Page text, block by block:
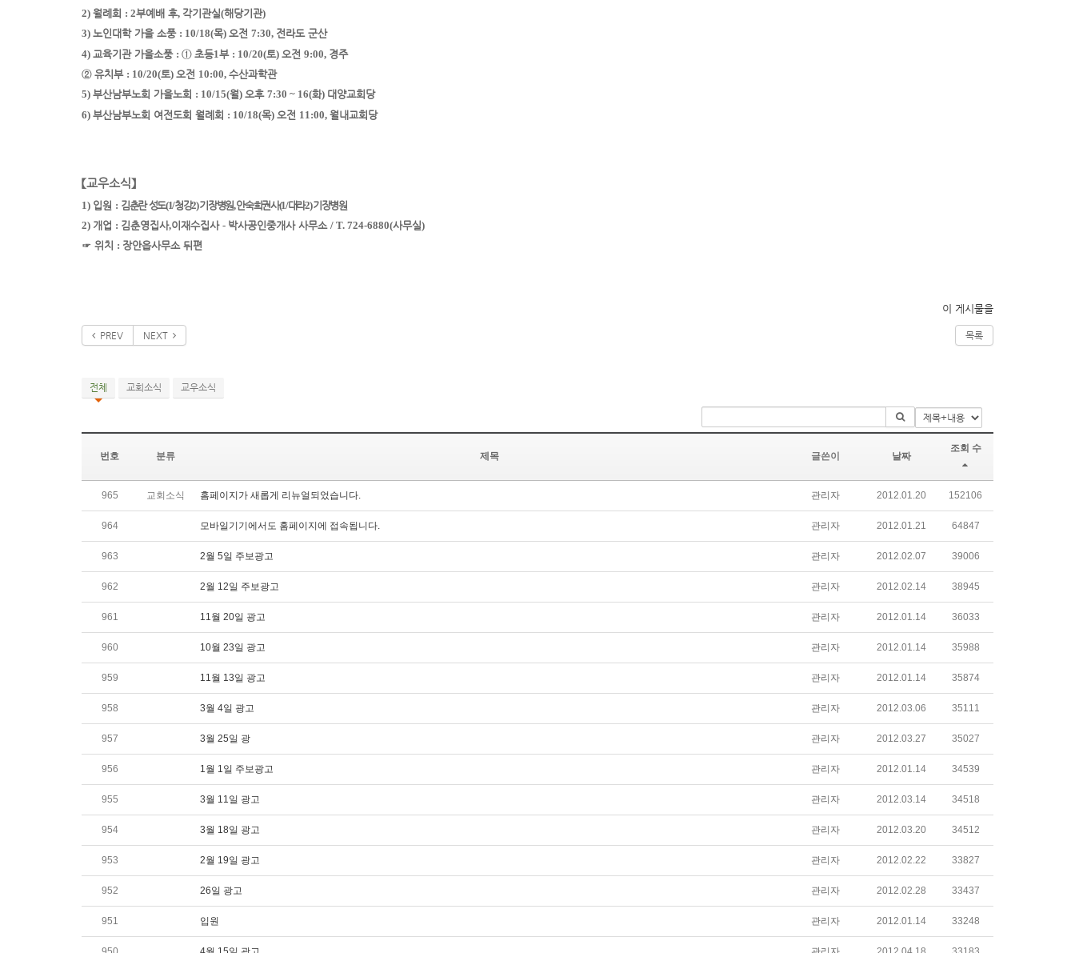
2) 월례회 : 2부예배 후, 각기관실(해당기관)
3) 노인대학 가을 소풍 : 10/18(목) 오전 7:30, 전라도 군산
4) 교육기관 가을소풍 : ① 초등1부 : 10/20(토) 오전 9:00, 경주
② 유치부 : 10/20(토) 오전 10:00, 수산과학관
5) 부산남부노회 가을노회 : 10/15(월) 오후 7:30 ~ 16(화) 대양교회당
6) 부산남부노회 여전도회 월례회 : 10/18(목) 오전 11:00, 월내교회당
【교우소식】
1) 입원 : 김춘란 성도(1/청강2)기장병원,안숙희권사(1/대라2)기장병원
2) 개업 : 김춘영집사,이재수집사 - 박사공인중개사 사무소 / T. 724-6880(사무실)
☞ 위치 : 장안읍사무소 뒤편
이 게시물을
PREV NEXT 목록
전체 교회소식 교우소식
번호 분류 제목 글쓴이 날짜
조회 수
965 교회소식 홈페이지가 새롭게 리뉴얼되었습니다. 관리자 2012.01.20 152106
964 모바일기기에서도 홈페이지에 접속됩니다. 관리자 2012.01.21 64847
963 2월 5일 주보광고 관리자 2012.02.07 39006
962 2월 12일 주보광고 관리자 2012.02.14 38945
961 11월 20일 광고 관리자 2012.01.14 36033
960 10월 23일 광고 관리자 2012.01.14 35988
959 11월 13일 광고 관리자 2012.01.14 35874
958 3월 4일 광고 관리자 2012.03.06 35111
957 3월 25일 광 관리자 2012.03.27 35027
956 1월 1일 주보광고 관리자 2012.01.14 34539
955 3월 11일 광고 관리자 2012.03.14 34518
954 3월 18일 광고 관리자 2012.03.20 34512
953 2월 19일 광고 관리자 2012.02.22 33827
952 26일 광고 관리자 2012.02.28 33437
951 입원 관리자 2012.01.14 33248